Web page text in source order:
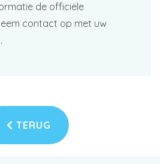
de officiële
contact op met uw
TERUG